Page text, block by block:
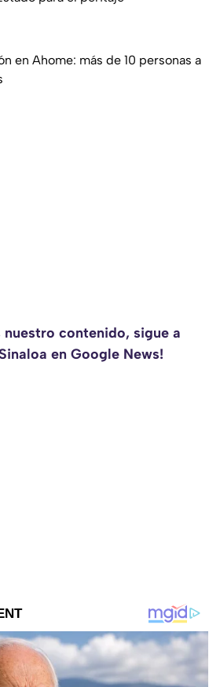
en Ahome: más de 10 personas a
nuestro contenido, sigue a
en Google News!